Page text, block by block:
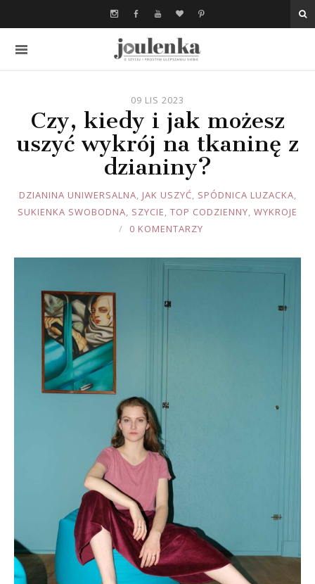
09 LIS 2023
Czy, kiedy i jak możesz
uszyć wykrój na tkaninę z
dzianiny?
JOULE
DZIANINA UNIWERSALNA, JAK USZYĆ, SPÓDNICA LUZACKA,
SUKIENKA SWOBODNA, SZYCIE, TOP CODZIENNY, WYKROJE
0 KOMENTARZY